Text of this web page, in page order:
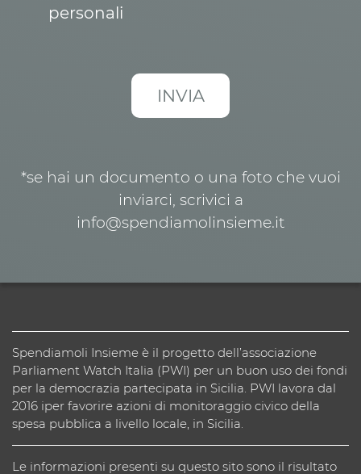
personali
*se hai un documento o una foto che vuoi
inviarci, scrivici a
info@spendiamolinsieme.it
Spendiamoli Insieme è il progetto dell’associazione
Parliament Watch Italia (PWI) per un buon uso dei fondi
per la democrazia partecipata in Sicilia. PWI lavora dal
2016 iper favorire azioni di monitoraggio civico della
spesa pubblica a livello locale, in Sicilia.
Le informazioni presenti su questo sito sono il risultato